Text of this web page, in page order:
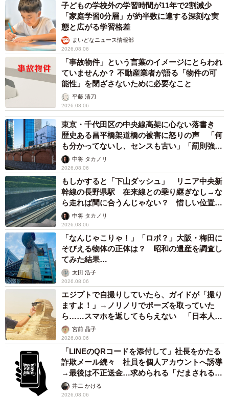
子どもの学校外の学習時間が11年で2割減少
「家庭学習0分層」が約半数に達する深刻な実
態と広がる学習格差
まいどなニュース情報部
2026.08.06
「事故物件」という言葉のイメージにとらわれ
ていませんか？ 不動産業者が語る「物件の可
能性」を閉ざさないために必要なこと
平藤 清刀
2026.08.06
東京・千代田区の中央線高架に心ない落書き
歴史ある昌平橋架道橋の被害に怒りの声 「何
も分かってないし、センスも古い」「罰則強化
して」中将 タカノリ
2026.08.06
もしかすると「下山ダッシュ」 リニア中央新
幹線の長野県駅 在来線との乗り継ぎなし→な
ら走れば間に合うんじゃない？ 惜しい位置関
係が反響
中将 タカノリ
2026.08.06
「なんじゃこりゃ！」「ロボ？」大阪・梅田に
そびえる物体の正体は？ 昭和の遺産を調査し
てみた結果…
太田 浩子
2026.08.06
エジプトで自撮りしていたら、ガイドが「撮り
ますよ！」→ノリノリでポーズを取っていた
ら……スマホを返してもらえない 「日本人は
カモ代表かも」「私は6時間で3万円払った」
宮前 晶子
2026.08.06
「LINEのQRコードを添付して」社長をかたる
詐欺メール続々 社員を個人アカウントへ誘導
→最後は不正送金…求められる「だまされる前
提」の対策
井二 かける
2026.08.06